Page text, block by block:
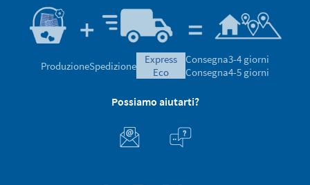
ProduzioneSpedizione
express
eco
Consegna3-4 giorni
Consegna4-5 giorni
Possiamo aiutarti?